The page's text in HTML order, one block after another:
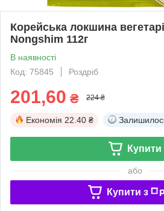
Корейська локшина
Nongshim 112г
В наявності
Код: 75845
Роздріб
201,60 ₴ 224 ₴
Економія 22.40 ₴
Купити
або
Купити з